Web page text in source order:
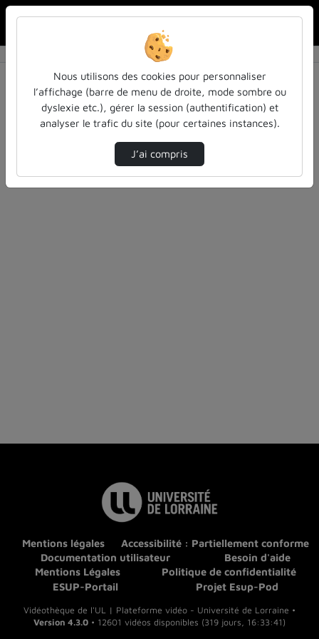
0 vidéo trouvée
Audio Vidéo Statistiques de vues
Direction de tri
Désolé, aucune vidéo trouvée.
Mentions légales
Accessibilité : Partiellement conforme
Documentation utilisateur
Besoin d'aide
Mentions Légales
Politique de confidentialité
ESUP-Portail
Projet Esup-Pod
Vidéothèque de l'UL | Plateforme vidéo - Université de Lorraine •
Version 4.3.0 • 12601 vidéos disponibles (319 jours, 16:33:41)
Nous utilisons des cookies pour personnaliser
l’affichage (barre de menu de droite, mode sombre ou
dyslexie etc.), gérer la session (authentification) et
analyser le trafic du site (pour certaines instances).
J’ai compris